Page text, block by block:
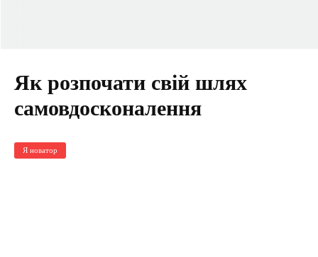
Як розпочати свій шлях
самовдосконалення
Я новатор